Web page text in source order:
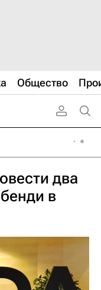
Общество
два
в